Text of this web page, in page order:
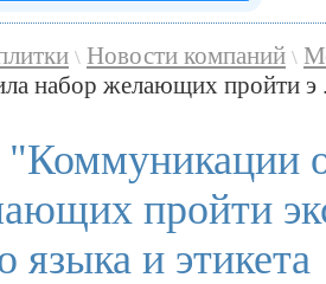
\ Новости компаний \
набор желающих пройти э
пройти
языка и этикета